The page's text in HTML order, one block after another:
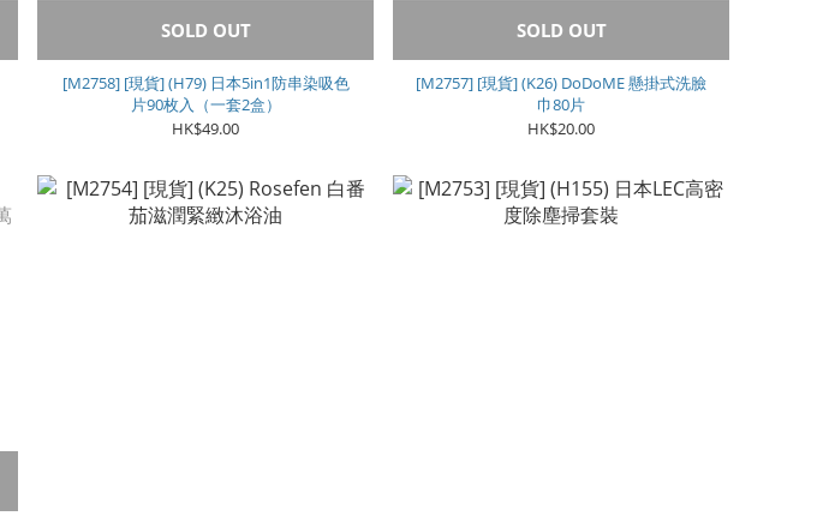
SOLD OUT
[M2758] [現貨] (H79) 日本5in1防串染吸色
片90枚入（一套2盒）
HK$49.00
SOLD OUT
[M2757] [現貨] (K26) DoDoME 懸掛式洗臉
巾80片
HK$20.00